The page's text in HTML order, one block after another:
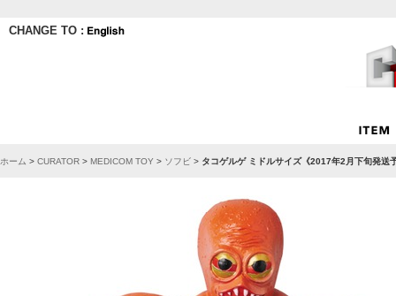
CHANGE TO :
ホーム > CURATOR > MEDICOM TOY > ソフビ > タコゲルゲ ミドルサイズ《2017年2月下旬発送